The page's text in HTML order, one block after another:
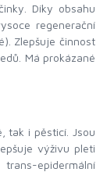
Díky obsahu
regenerační
Zlepšuje činnost
Má prokázané
tak i pěsticí. Jsou
výživu pleti
epidermální